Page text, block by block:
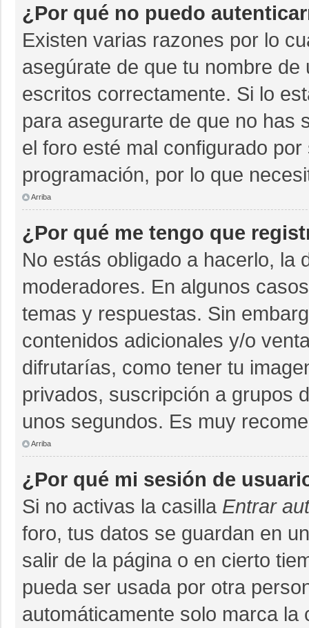
¿Por qué no puedo
Existen varias razones por lo
asegúrate de que tu nombre
escritos correctamente. Si lo
para asegurarte de que no has
el foro esté mal configurado
programación, por lo que
Arriba
¿Por qué me tengo que
No estás obligado a hacerlo, la
moderadores. En algunos
temas y respuestas. Sin
contenidos adicionales y/o
difrutarías, como tener tu
privados, suscripción a grupos
unos segundos. Es muy
Arriba
¿Por qué mi sesión de
Si no activas la casilla Entrar
foro, tus datos se guardan en
salir de la página o en cierto
pueda ser usada por otra
automáticamente solo marca la